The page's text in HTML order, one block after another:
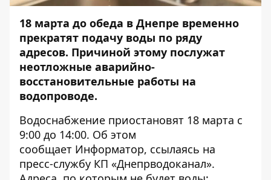
18 марта до обеда в Днепре временно
прекратят подачу воды по ряду
адресов. Причиной этому послужат
неотложные аварийно-
восстановительные работы на
водопроводе.
Водоснабжение приостановят 18 марта с
9:00 до 14:00. Об этом
сообщает Информатор, ссылаясь на
пресс-службу КП «Днепрводоканал».